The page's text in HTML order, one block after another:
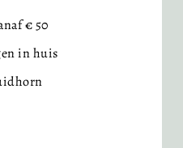
€ 50
in huis